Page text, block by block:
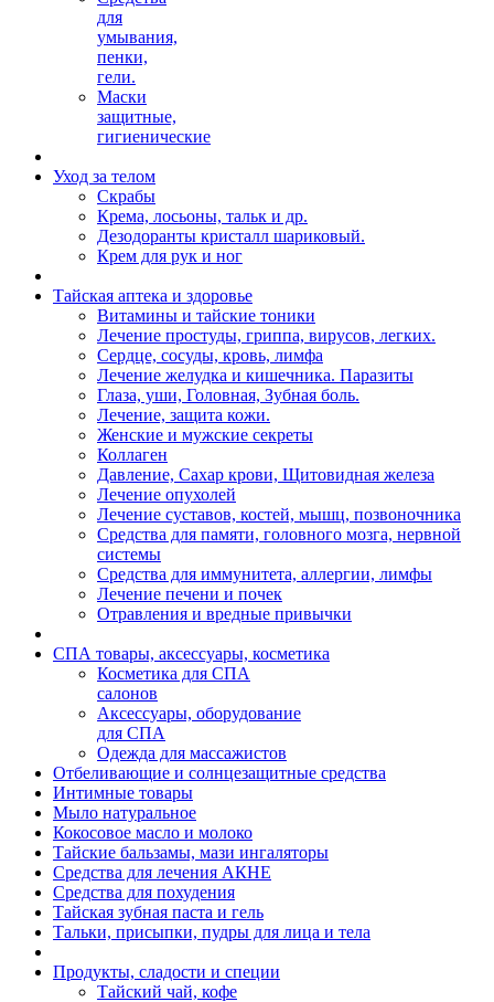
для
умывания,
пенки,
гели.
Маски
защитные,
гигиенические
Уход за телом
Скрабы
Крема, лосьоны, тальк и др.
Дезодоранты кристалл шариковый.
Крем для рук и ног
Тайская аптека и здоровье
Витамины и тайские тоники
Лечение простуды, гриппа, вирусов, легких.
Сердце, сосуды, кровь, лимфа
Лечение желудка и кишечника. Паразиты
Глаза, уши, Головная, Зубная боль.
Лечение, защита кожи.
Женские и мужские секреты
Коллаген
Давление, Сахар крови, Щитовидная железа
Лечение опухолей
Лечение суставов, костей, мышц, позвоночника
Средства для памяти, головного мозга, нервной
системы
Средства для иммунитета, аллергии, лимфы
Лечение печени и почек
Отравления и вредные привычки
СПА товары, аксессуары, косметика
Косметика для СПА
салонов
Аксессуары, оборудование
для СПА
Одежда для массажистов
Отбеливающие и солнцезащитные средства
Интимные товары
Мыло натуральное
Кокосовое масло и молоко
Тайские бальзамы, мази ингаляторы
Средства для лечения АКНЕ
Средства для похудения
Тайская зубная паста и гель
Тальки, присыпки, пудры для лица и тела
Продукты, сладости и специи
Тайский чай, кофе